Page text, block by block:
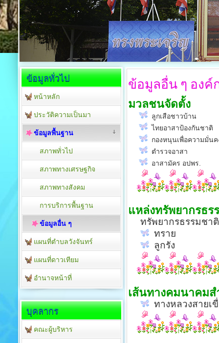
ข้อมูลอื่น ๆ องค์
มวลชนจัดตั้ง
ลูกเสือชาวบ้าน
ไทยอาสาป้องกันชาติ
กองหนุนเพื่อความมั่น
ตำรวจอาสา
อาสามัคร อปพร.
แหล่งทรัพยากรธร
ทรัพยากรธรรมชาติ
ทราย
ลูกรัง
เส้นทางคมนาคม
ทางหลวงสายเ
ข้อมูลทั่วไป
หน้าหลัก
ประวัติความเป็นมา
ข้อมูลพื้นฐาน
สภาพทั่วไป
สภาพทางเศรษฐกิจ
สภาพทางสังคม
การบริการพื้นฐาน
ข้อมูลอื่น ๆ
แผนที่ตำบลวังจันทร์
แผนที่ดาวเทียม
อำนาจหน้าที่
บุคลากร
คณะผู้บริหาร